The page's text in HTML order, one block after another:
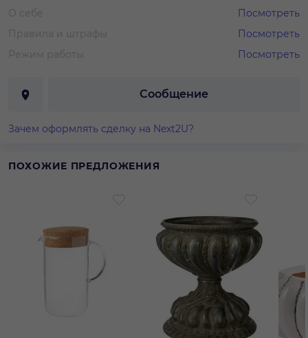
О себе
Посмотреть
Правила и штрафы
Посмотреть
Режим работы
Посмотреть
Сообщение
Зачем оформлять сделку на Next2U?
ПОХОЖИЕ ПРЕДЛОЖЕНИЯ